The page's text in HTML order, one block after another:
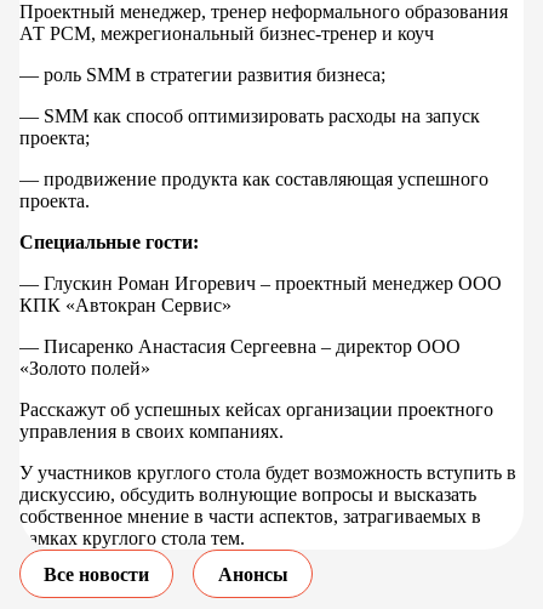
Проектный менеджер, тренер неформального образования
АТ РСМ, межрегиональный бизнес-тренер и коуч
— роль SMM в стратегии развития бизнеса;
— SMM как способ оптимизировать расходы на запуск
проекта;
— продвижение продукта как составляющая успешного
проекта.
Специальные гости:
— Глускин Роман Игоревич – проектный менеджер ООО
КПК «Автокран Сервис»
— Писаренко Анастасия Сергеевна – директор ООО
«Золото полей»
Расскажут об успешных кейсах организации проектного
управления в своих компаниях.
У участников круглого стола будет возможность вступить в
дискуссию, обсудить волнующие вопросы и высказать
собственное мнение в части аспектов, затрагиваемых в
рамках круглого стола тем.
Все новости
Анонсы